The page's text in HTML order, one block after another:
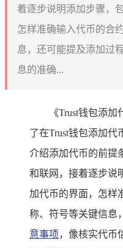
着逐步说明添加步骤，
怎样准确输入代币的合
息，还可能提及添加过
息的准确...
《Trust钱包添
了在Trust钱包添加
介绍添加代币的前提
和联网，接着逐步说
加代币的界面，怎样
称、符号等关键信息
意事项，像核实代币